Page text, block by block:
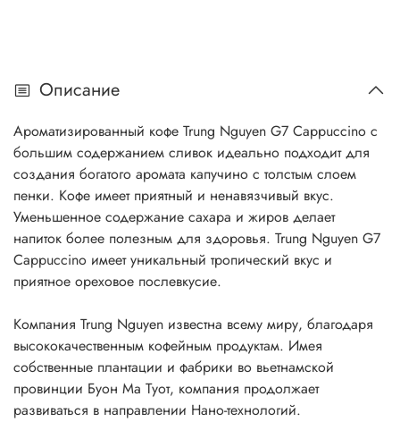
Описание
Ароматизированный кофе Trung Nguyen G7 Cappuccino с
большим содержанием сливок идеально подходит для
создания богатого аромата капучино с толстым слоем
пенки. Кофе имеет приятный и ненавязчивый вкус.
Уменьшенное содержание сахара и жиров делает
напиток более полезным для здоровья. Trung Nguyen G7
Cappuccino имеет уникальный тропический вкус и
приятное ореховое послевкусие.
Компания Trung Nguyen известна всему миру, благодаря
высококачественным кофейным продуктам. Имея
собственные плантации и фабрики во вьетнамской
провинции Буон Ма Туот, компания продолжает
развиваться в направлении Нано-технологий.